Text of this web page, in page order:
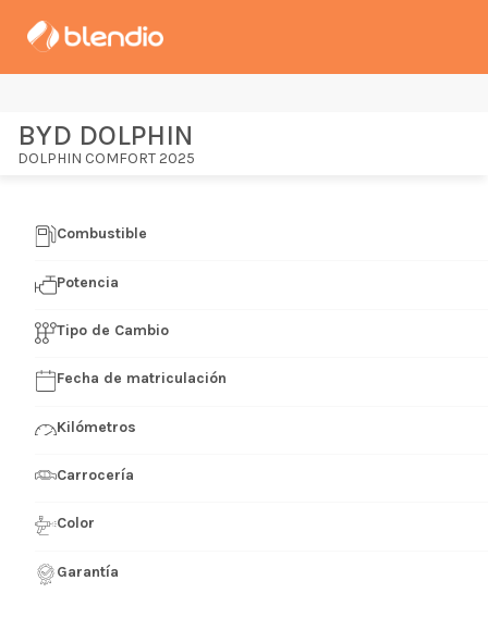
BYD DOLPHIN
DOLPHIN COMFORT 2025
Combustible
Potencia
Tipo de Cambio
Fecha de matriculación
Kilómetros
Carrocería
Color
Garantía